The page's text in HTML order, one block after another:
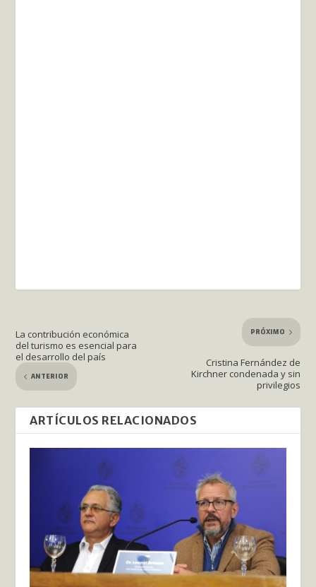
La contribución económica
del turismo es esencial para
el desarrollo del país
ANTERIOR
PRÓXIMO
Cristina Fernández de
Kirchner condenada y sin
privilegios
ARTÍCULOS RELACIONADOS